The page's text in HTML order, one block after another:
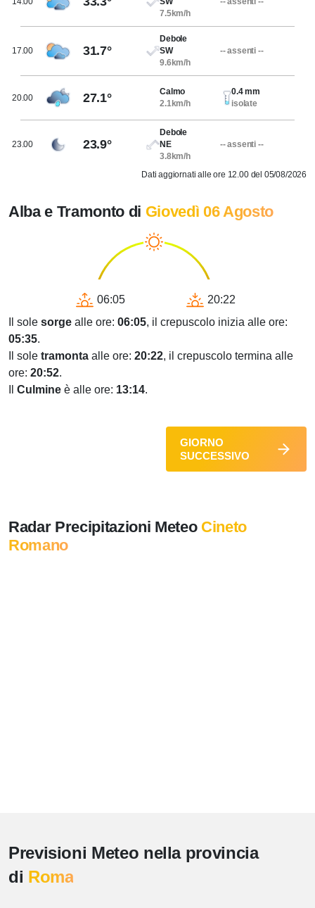
7.5km/h
17.00 31.7°
Debole
SW
9.6km/h
-- assenti --
20.00 27.1°
Calmo
2.1km/h
0.4 mm
isolate
23.00 23.9°
Debole
NE
3.8km/h
-- assenti --
Dati aggiornati alle ore 12.00 del 05/08/2026
Alba e Tramonto di Giovedì 06 Agosto
06:05
20:22
Il sole sorge alle ore: 06:05, il crepuscolo inizia alle ore:
05:35.
Il sole tramonta alle ore: 20:22, il crepuscolo termina alle
ore: 20:52.
Culmine è alle ore: 13:14.
GIORNO
SUCCESSIVO
Radar Precipitazioni Meteo Cineto
Romano
Previsioni Meteo nella provincia
di Roma